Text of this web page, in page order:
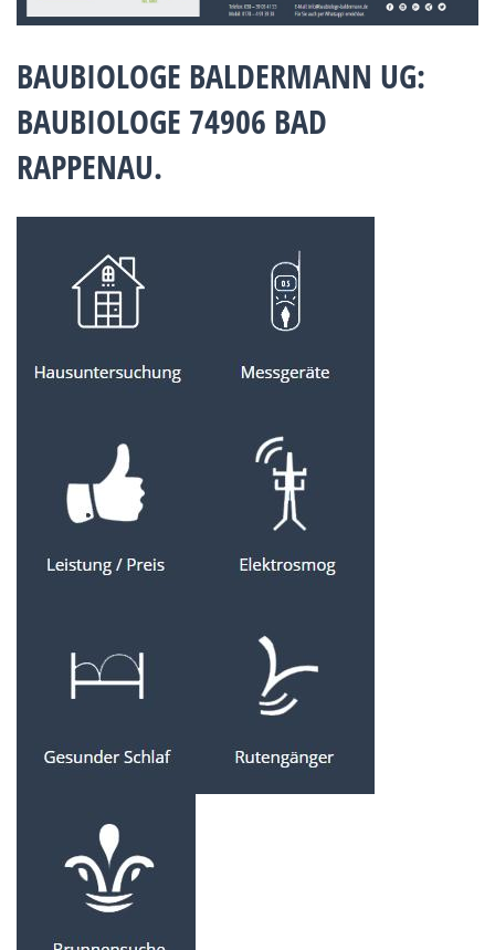
BAUBIOLOGE BALDERMANN UG:
BAUBIOLOGE 74906 BAD
RAPPENAU.